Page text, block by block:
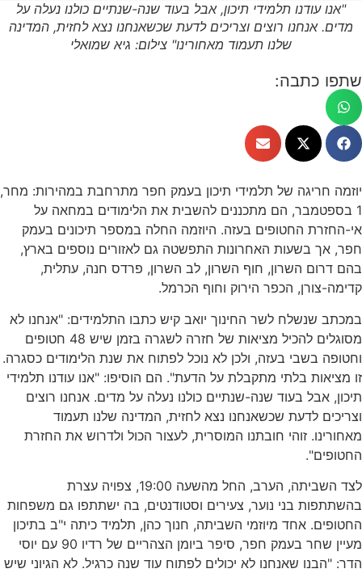
"אנו עודנו תלמידי תיכון, אבל בעוד שנה-שנתיים כולנו נעלה על
מדים. אנחנו רוצים וצריכים לדעת שכשאנחנו נצא לחזית, המדינה
שלנו תעמוד מאחורינו" צילום: גיא שמואלי
שתפו כתבה:
יוזמה חריגה של תלמידי תיכון בעמק חפר מתרחבת במהירות: מחר,
1 בספטמבר, הם מתכננים להשבית את הלימודים במחאה על
אי-החזרת החטופים בעזה. היוזמה החלה במספר תיכונים בעמק
חפר, אך בשעות האחרונות התפשטה גם לאזורים נוספים בארץ,
בהם דרום השרון, חוף השרון, לב השרון, פרדס חנה, עתלית,
קדימה-צורן, הכפר הירוק וחוף הכרמל.
במכתב שנשלח לשר החינוך יואב קיש כתבו התלמידים: "אנחנו לא
מסוגלים להכיל מציאות של חזרה לשגרה בזמן שיש 48 חטופים
וחטופה בשבי בעזה, ולכן לא נוכל לפתוח את שנת הלימודים כסגרה.
זו מציאות בלתי מתקבלת על הדעת". הם הוסיפו: "אנו עודנו תלמידי
תיכון, אבל בעוד שנה-שנתיים כולנו נעלה על מדים. אנחנו רוצים
וצריכים לדעת שכשאנחנו נצא לחזית, המדינה שלנו תעמוד
מאחורינו. זוהי חובתנו המוסרית, לעצור הכול ולדרוש את החזרת
החטופים".
לצד השביתה, הערב, החל מהשעה 19:00, צפויה עצרת
בהשתתפות בני נוער, צעירים וסטודנטים, בה ישתתפו גם משפחות
החטופים. אחד מיוזמי השביתה, חנוך כהן, תלמיד כיתה י"ב בתיכון
מעיין שחר בעמק חפר, סיפר ביומן הצהריים של רדיו 90 עם יוסי
הדר: "הבנו שאנחנו לא יכולים לפתוח עוד שנה כרגיל. לא הגיוני שיש